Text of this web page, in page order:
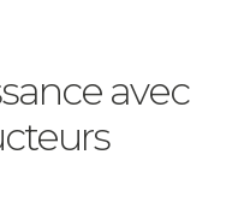
la magie opérer.
avec